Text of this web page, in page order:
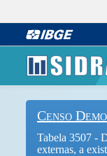
Censo
Tabela 3507 -
externas, a